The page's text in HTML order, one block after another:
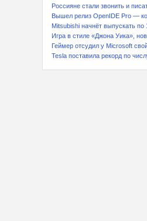
Россияне стали звонить и
Вышел релиз OpenIDE Pro —
Mitsubishi начнёт выпускать по
Игра в стиле «Джона Уика»,
Геймер отсудил у Microsoft свой
Tesla поставила рекорд по